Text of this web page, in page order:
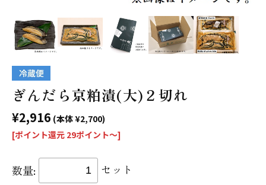
ぎんだら京粕漬(大)２切れ
¥2,916 (本体 ¥2,700)
[ポイント還元 29ポイント〜]
数量:
セット